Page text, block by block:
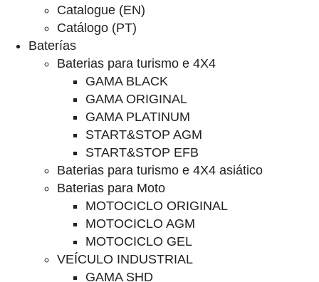
Catalogue (EN)
Catálogo (PT)
Baterías
Baterias para turismo e 4X4
GAMA BLACK
GAMA ORIGINAL
GAMA PLATINUM
START&STOP AGM
START&STOP EFB
Baterias para turismo e 4X4 asiático
Baterias para Moto
MOTOCICLO ORIGINAL
MOTOCICLO AGM
MOTOCICLO GEL
VEÍCULO INDUSTRIAL
GAMA SHD